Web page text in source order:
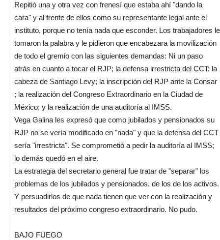
Repitió una y otra vez con frenesí que estaba ahí "dando la
cara" y al frente de ellos como su representante legal ante el
instituto, porque no tenía nada que esconder. Los trabajadores le
tomaron la palabra y le pidieron que encabezara la movilización
de todo el gremio con las siguientes demandas: Ni un paso
atrás en cuanto a tocar el RJP; la defensa irrestricta del CCT; la
cabeza de Santiago Levy; la inscripción del RJP ante la Consar
; la realización del Congreso Extraordinario en la Ciudad de
México; y la realización de una auditoría al IMSS.
Vega Galina les expresó que como jubilados y pensionados su
RJP no se vería modificado en "nada" y que la defensa del CCT
sería "irrestricta". Se comprometió a pedir la auditoría al IMSS;
lo demás quedó en el aire.
La estrategia del secretario general fue tratar de "separar" los
problemas de los jubilados y pensionados, de los de los activos.
Y persuadirlos de que nada tienen que ver con la realización y
resultados del próximo congreso extraordinario. No pudo.
BAJO FUEGO